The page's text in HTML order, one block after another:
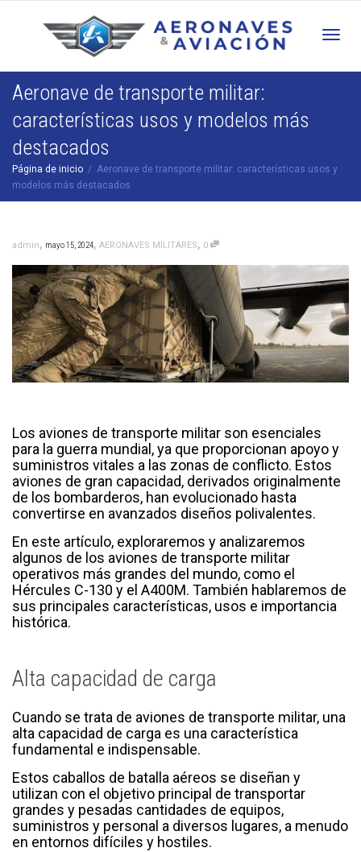
Aeronave de transporte militar:
características usos y modelos más
destacados
Página de inicio
Aeronave de transporte militar: características usos y
modelos más destacados
admin, mayo 15, 2024, AERONAVES MILITARES, 0
Los aviones de transporte militar son esenciales
para la guerra mundial, ya que proporcionan apoyo y
suministros vitales a las zonas de conflicto. Estos
aviones de gran capacidad, derivados originalmente
de los bombarderos, han evolucionado hasta
convertirse en avanzados diseños polivalentes.
En este artículo, exploraremos y analizaremos
algunos de los aviones de transporte militar
operativos más grandes del mundo, como el
Hércules C-130 y el A400M. También hablaremos de
sus principales características, usos e importancia
histórica.
Alta capacidad de carga
Cuando se trata de aviones de transporte militar, una
alta capacidad de carga es una característica
fundamental e indispensable.
Estos caballos de batalla aéreos se diseñan y
utilizan con el objetivo principal de transportar
grandes y pesadas cantidades de equipos,
suministros y personal a diversos lugares, a menudo
en entornos difíciles y hostiles.